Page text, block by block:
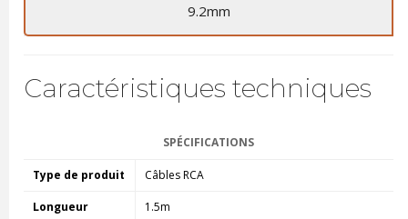
9.2mm
Caractéristiques techniques
SPÉCIFICATIONS
Type de produit Câbles RCA
Longueur 1.5m